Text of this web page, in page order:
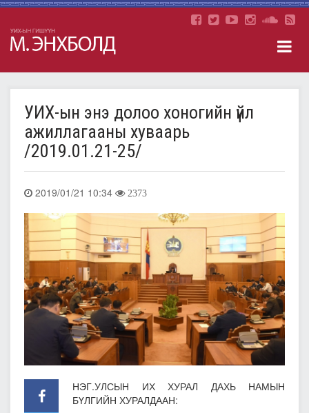
УИХ-ын энэ долоо хоногийн үйл
ажиллагааны хуваарь
/2019.01.21-25/
2019/01/21 10:34 2373
НЭГ.УЛСЫН ИХ ХУРАЛ ДАХЬ НАМЫН
БҮЛГИЙН ХУРАЛДААН: